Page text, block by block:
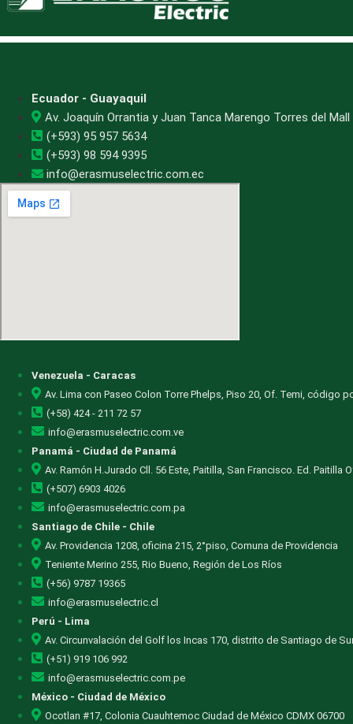
Ecuador - Guayaquil
Av. Joaquín Orrantia y Juan Tanca Marengo Torres del
(+593) 95 957 5634
(+593) 98 594 9395
info@erasmuselectric.com.ec
Venezuela - Caracas
Av. Lima con Paseo Colon Torre Phelps, Piso 20, Of. Temi, código
(+58) 424 - 211 72 57
info@erasmuselectric.com.ve
Panamá - Ciudad de Panamá
Av. Ramón H.Jurado Cll. 56 Este, Paitilla, San Francisco. Ed. Paitilla
(+507) 6903 4026
info@erasmuselectric.com.pa
Santiago de Chile - Chile
Av. Providencia 1208, oficina 215, 2°piso, Comuna de Providencia
Teniente Merino 255, Rio Bueno, Región de Los Ríos
(+56) 9787 19365
info@erasmuselectric.cl
Perú - Lima
Av. Circunvalación del Golf los Incas 170, distrito de Santiago de
(+51) 919 106 992
info@erasmuselectric.com.pe
México - Ciudad de México
Ocotlan #17, Colonia Cuauhtemoc Ciudad de México CDMX 06700